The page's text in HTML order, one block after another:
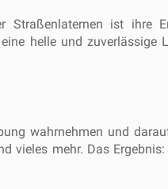
Straßenlaternen ist ihre
helle und
wahrnehmen und
vieles mehr. Das